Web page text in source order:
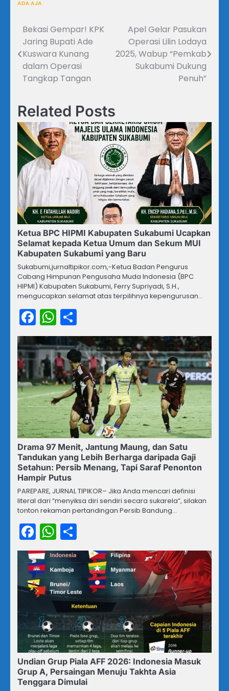
ADA AJA
Navigasi
pos
Bekasi Gempar! KPK
Jaring Bupati Ade
Kuswara Kunang
dalam Operasi
Tangkap Tangan
Apel Gelar Pasukan
Operasi Lilin Lodaya
2025, Wabup “Pemkab
Sukabumi Dukung
Penuh”
Related Posts
Ketua BPC HIPMI Kabupaten Sukabumi Ucapkan
Selamat kepada Ketua Umum dan Sekum MUI
Kabupaten Sukabumi yang Baru
Sukabumi,jurnaltipikor.com,-Ketua Badan Pengurus
Cabang Himpunan Pengusaha Muda Indonesia (BPC
HIPMI) Kabupaten Sukabumi, Ferry Supriyadi, S.H.,
mengucapkan selamat atas terpilihnya kepengurusan…
Facebook
WhatsApp
Drama 97 Menit, Jantung Maung, dan Satu
Tandukan yang Lebih Berharga daripada Gaji
Setahun: Persib Menang, Tapi Saraf Penonton
Hampir Putus
PAREPARE, JURNAL TIPIKOR– Jika Anda mencari definisi
literal dari “menyiksa diri sendiri secara sukarela”, silakan
tonton rekaman pertandingan Persib Bandung…
Facebook
WhatsApp
Undian Grup Piala AFF 2026: Indonesia Masuk
Grup A, Persaingan Menuju Takhta Asia
Tenggara Dimulai